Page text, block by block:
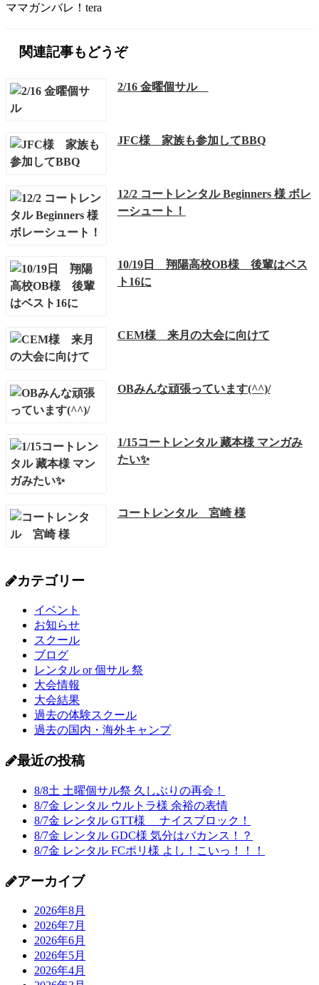
ママガンバレ！tera
関連記事もどうぞ
2/16 金曜個サル
JFC様 家族も参加してBBQ
12/2 コートレンタル Beginners 様 ボレ
ーシュート！
10/19日 翔陽高校OB様 後輩はベス
ト16に
CEM様 来月の大会に向けて
OBみんな頑張っています(^^)/
1/15コートレンタル 藏本様 マンガみ
たい✨
コートレンタル 宮崎 様
カテゴリー
イベント
お知らせ
スクール
ブログ
レンタル or 個サル 祭
大会情報
大会結果
過去の体験スクール
過去の国内・海外キャンプ
最近の投稿
8/8土 土曜個サル祭 久しぶりの再会！
8/7金 レンタル ウルトラ様 余裕の表情
8/7金 レンタル GTT様 ナイスブロック！
8/7金 レンタル GDC様 気分はバカンス！？
8/7金 レンタル FCポリ様 よし！こいっ！！！
アーカイブ
2026年8月
2026年7月
2026年6月
2026年5月
2026年4月